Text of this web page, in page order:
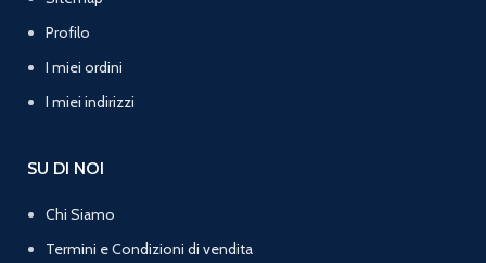
Profilo
I miei ordini
I miei indirizzi
SU DI NOI
Chi Siamo
Termini e Condizioni di vendita